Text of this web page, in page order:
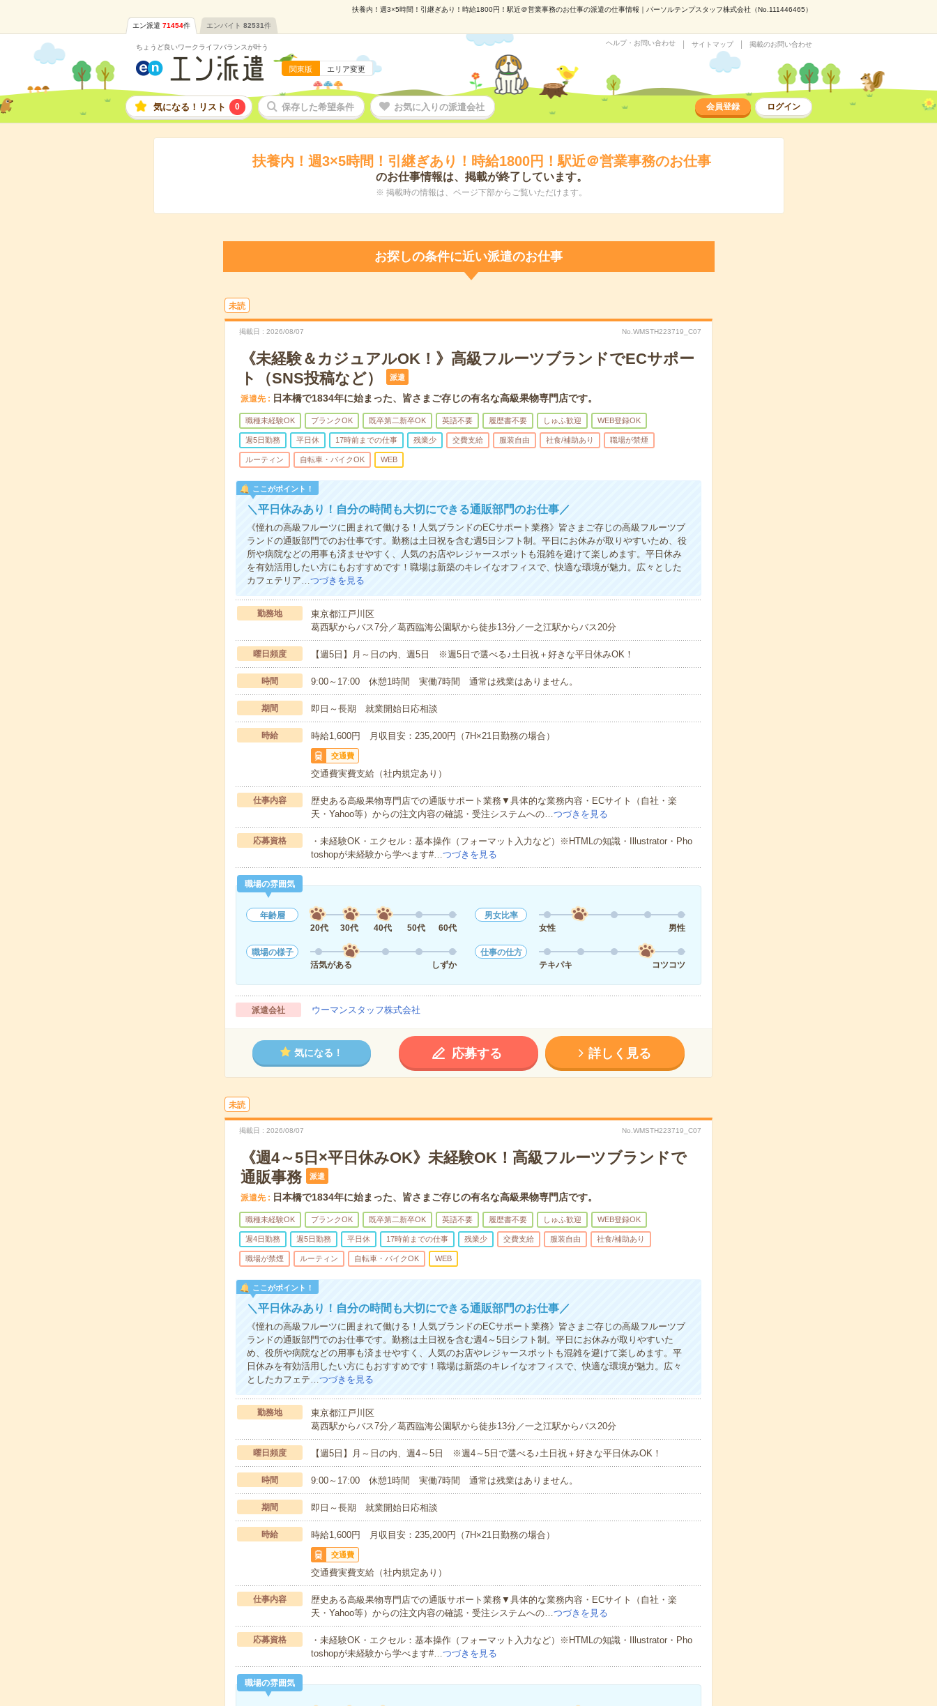
扶養内！週3×5時間！引継ぎあり！時給1800円！駅近＠営業事務のお仕事の派遣の仕事情報｜パーソルテンプスタッフ株式会社（No.111446465）
エン派遣 71454件 エンバイト 82531件
ちょうど良いワークライフバランスが叶う
関東版 エリア変更
ヘルプ・お問い合わせ サイトマップ 掲載のお問い合わせ
気になる！リスト 0 保存した希望条件 お気に入りの派遣会社 会員登録 ログイン
扶養内！週3×5時間！引継ぎあり！時給1800円！駅近＠営業事務のお仕事
のお仕事情報は、掲載が終了しています。
※ 掲載時の情報は、ページ下部からご覧いただけます。
お探しの条件に近い派遣のお仕事
未読
掲載日 2026/08/07 No.WMSTH223719_C07
《未経験＆カジュアルOK！》高級フルーツブランドでECサポー
ト（SNS投稿など）
派遣
派遣先 日本橋で1834年に始まった、皆さまご存じの有名な高級果物専門店です。
職種未経験OK ブランクOK 既卒第二新卒OK 英語不要 履歴書不要 しゅふ歓迎 WEB登録OK
週5日勤務 平日休 17時前までの仕事 残業少 交費支給 服装自由 社食/補助あり 職場が禁煙
ルーティン 自転車・バイクOK WEB
ここがポイント！
＼平日休みあり！自分の時間も大切にできる通販部門のお仕事／
《憧れの高級フルーツに囲まれて働ける！人気ブランドのECサポート業務》皆さまご存じの高級フルーツブ
ランドの通販部門でのお仕事です。勤務は土日祝を含む週5日シフト制。平日にお休みが取りやすいため、役
所や病院などの用事も済ませやすく、人気のお店やレジャースポットも混雑を避けて楽しめます。平日休み
を有効活用したい方にもおすすめです！職場は新築のキレイなオフィスで、快適な環境が魅力。広々とした
カフェテリア…つづきを見る
勤務地
東京都江戸川区
葛西駅からバス7分／葛西臨海公園駅から徒歩13分／一之江駅からバス20分
曜日頻度 【週5日】月～日の内、週5日 ※週5日で選べる♪土日祝＋好きな平日休みOK！
時間 9:00～17:00 休憩1時間 実働7時間 通常は残業はありません。
期間 即日～長期 就業開始日応相談
時給 時給1,600円 月収目安：235,200円（7H×21日勤務の場合）
交通費
交通費実費支給（社内規定あり）
仕事内容
歴史ある高級果物専門店での通販サポート業務▼具体的な業務内容・ECサイト（自社・楽
天・Yahoo等）からの注文内容の確認・受注システムへの…つづきを見る
応募資格
・未経験OK・エクセル：基本操作（フォーマット入力など）※HTMLの知識・Illustrator・Pho
toshopが未経験から学べます#…つづきを見る
職場の雰囲気
年齢層
20代
30代 40代 50代 60代
男女比率
女性
男性
職場の様子
活気がある
しずか
仕事の仕方
テキパキ
コツコツ
派遣会社 ウーマンスタッフ株式会社
気になる！ 応募する 詳しく見る
未読
掲載日 2026/08/07 No.WMSTH223719_C07
《週4～5日×平日休みOK》未経験OK！高級フルーツブランドで
通販事務
派遣
派遣先 日本橋で1834年に始まった、皆さまご存じの有名な高級果物専門店です。
職種未経験OK ブランクOK 既卒第二新卒OK 英語不要 履歴書不要 しゅふ歓迎 WEB登録OK
週4日勤務 週5日勤務 平日休 17時前までの仕事 残業少 交費支給 服装自由 社食/補助あり
職場が禁煙 ルーティン 自転車・バイクOK WEB
ここがポイント！
＼平日休みあり！自分の時間も大切にできる通販部門のお仕事／
《憧れの高級フルーツに囲まれて働ける！人気ブランドのECサポート業務》皆さまご存じの高級フルーツブ
ランドの通販部門でのお仕事です。勤務は土日祝を含む週4～5日シフト制。平日にお休みが取りやすいた
め、役所や病院などの用事も済ませやすく、人気のお店やレジャースポットも混雑を避けて楽しめます。平
日休みを有効活用したい方にもおすすめです！職場は新築のキレイなオフィスで、快適な環境が魅力。広々
としたカフェテ…つづきを見る
勤務地
東京都江戸川区
葛西駅からバス7分／葛西臨海公園駅から徒歩13分／一之江駅からバス20分
曜日頻度 【週5日】月～日の内、週4～5日 ※週4～5日で選べる♪土日祝＋好きな平日休みOK！
時間 9:00～17:00 休憩1時間 実働7時間 通常は残業はありません。
期間 即日～長期 就業開始日応相談
時給 時給1,600円 月収目安：235,200円（7H×21日勤務の場合）
交通費
交通費実費支給（社内規定あり）
仕事内容
歴史ある高級果物専門店での通販サポート業務▼具体的な業務内容・ECサイト（自社・楽
天・Yahoo等）からの注文内容の確認・受注システムへの…つづきを見る
応募資格
・未経験OK・エクセル：基本操作（フォーマット入力など）※HTMLの知識・Illustrator・Pho
toshopが未経験から学べます#…つづきを見る
職場の雰囲気